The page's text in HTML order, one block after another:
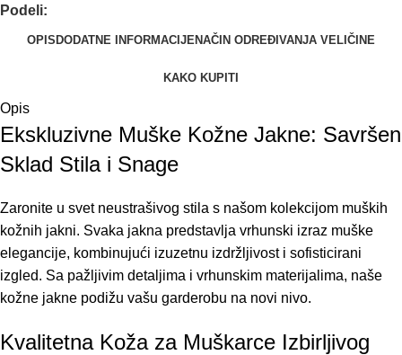
Podeli:
OPIS DODATNE INFORMACIJENAČIN ODREĐIVANJA VELIČINE
KAKO KUPITI
Opis
Ekskluzivne Muške Kožne Jakne: Savršen
Sklad Stila i Snage
Zaronite u svet neustrašivog stila s našom kolekcijom muških
kožnih jakni. Svaka jakna predstavlja vrhunski izraz muške
elegancije, kombinujući izuzetnu izdržljivost i sofisticirani
izgled. Sa pažljivim detaljima i vrhunskim materijalima, naše
kožne jakne podižu vašu garderobu na novi nivo.
Kvalitetna Koža za Muškarce Izbirljivog